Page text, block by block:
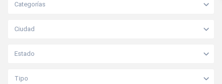
Categorías
Ciudad
Estado
Tipo